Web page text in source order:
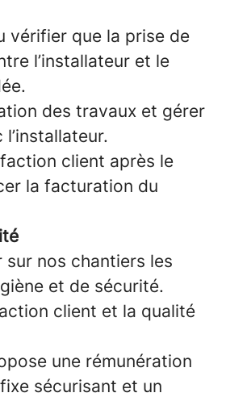
vérifier que la prise de
l’installateur et le
des travaux et gérer
client après le
la facturation du
sur nos chantiers les
et de sécurité.
client et la qualité
une rémunération
sécurisant et un